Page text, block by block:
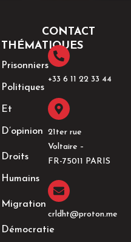
THÉMATIQUES
Prisonniers
Politiques
Et
D’opinion
Droits
Humains
Migration
Démocratie
CONTACT
+33 6 11 22 33 44​
21ter rue
Voltaire –
FR-75011 PARIS
crldht@proton.me